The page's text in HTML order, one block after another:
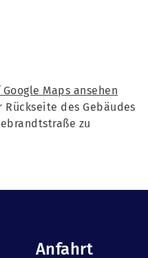
Maps ansehen
des Gebäudes
zu
Anfahrt